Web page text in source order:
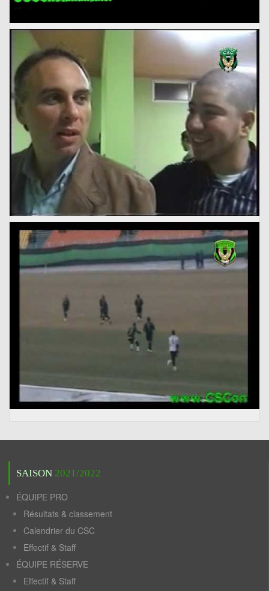
SAISON 2021/2022
ÉQUIPE PRO
Résultats & classement
Calendrier du CSC
Effectif & Staff
ÉQUIPE RÉSERVE
Effectif & Staff